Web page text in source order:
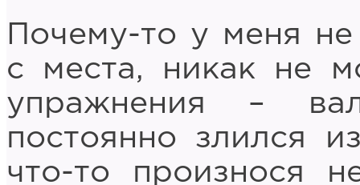
Почему-то у меня
с места, никак не
упражнения –
постоянно злился
что-­то произнося